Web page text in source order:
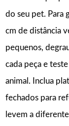
do seu pet. Para
cm de distância
pequenos,
cada peça e
animal. Inclua
fechados para
levem a